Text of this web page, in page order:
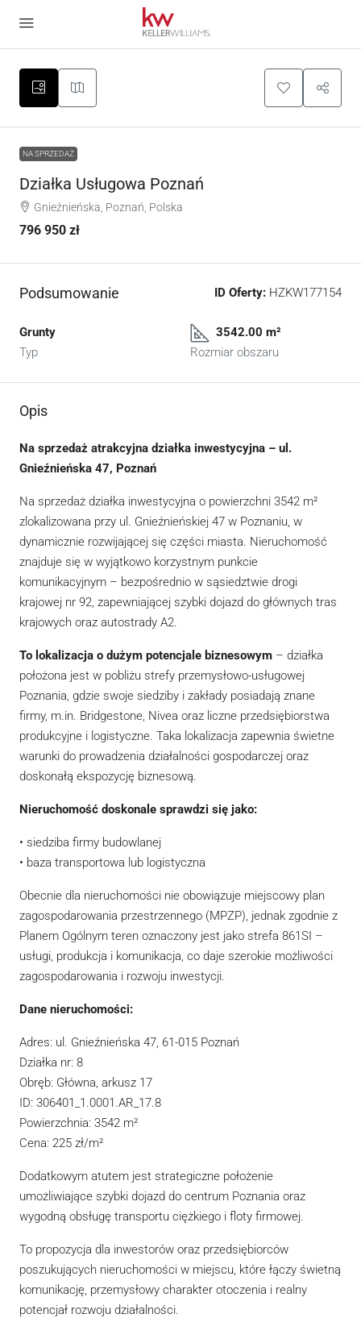
NA SPRZEDAŻ
Działka Usługowa Poznań
Gnieźnieńska, Poznań, Polska
796 950 zł
Podsumowanie ID Oferty: HZKW177154
Grunty
Typ
3542.00 m²
Rozmiar obszaru
Opis
Na sprzedaż atrakcyjna działka inwestycyjna – ul.
Gnieźnieńska 47, Poznań
Na sprzedaż działka inwestycyjna o powierzchni 3542 m²
zlokalizowana przy ul. Gnieźnieńskiej 47 w Poznaniu, w
dynamicznie rozwijającej się części miasta. Nieruchomość
znajduje się w wyjątkowo korzystnym punkcie
komunikacyjnym – bezpośrednio w sąsiedztwie drogi
krajowej nr 92, zapewniającej szybki dojazd do głównych tras
krajowych oraz autostrady A2.
To lokalizacja o dużym potencjale biznesowym – działka
położona jest w pobliżu strefy przemysłowo-usługowej
Poznania, gdzie swoje siedziby i zakłady posiadają znane
firmy, m.in. Bridgestone, Nivea oraz liczne przedsiębiorstwa
produkcyjne i logistyczne. Taka lokalizacja zapewnia świetne
warunki do prowadzenia działalności gospodarczej oraz
doskonałą ekspozycję biznesową.
Nieruchomość doskonale sprawdzi się jako:
• siedziba firmy budowlanej
• baza transportowa lub logistyczna
Obecnie dla nieruchomości nie obowiązuje miejscowy plan
zagospodarowania przestrzennego (MPZP), jednak zgodnie z
Planem Ogólnym teren oznaczony jest jako strefa 861SI –
usługi, produkcja i komunikacja, co daje szerokie możliwości
zagospodarowania i rozwoju inwestycji.
Dane nieruchomości:
Adres: ul. Gnieźnieńska 47, 61-015 Poznań
Działka nr: 8
Obręb: Główna, arkusz 17
ID: 306401_1.0001.AR_17.8
Powierzchnia: 3542 m²
Cena: 225 zł/m²
Dodatkowym atutem jest strategiczne położenie
umożliwiające szybki dojazd do centrum Poznania oraz
wygodną obsługę transportu ciężkiego i floty firmowej.
To propozycja dla inwestorów oraz przedsiębiorców
poszukujących nieruchomości w miejscu, które łączy świetną
komunikację, przemysłowy charakter otoczenia i realny
potencjał rozwoju działalności.